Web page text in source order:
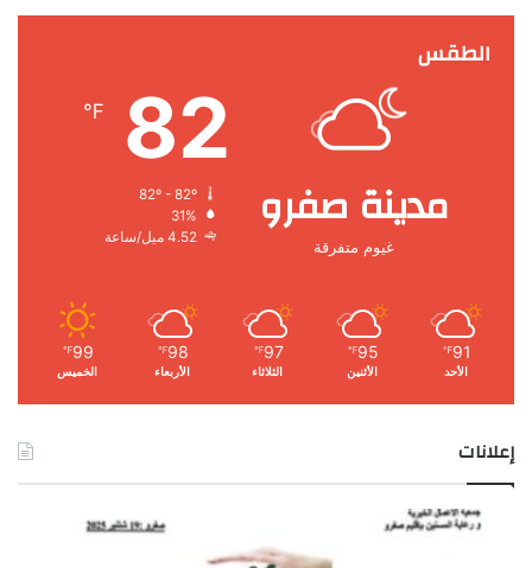
الطقس
مدينة صفرو
غيوم متفرقة
82
℉
31%
4.52 ميل/ساعة
91
℉
الأحد
95
℉
الأثنين
97
℉
الثلاثاء
98
℉
الأربعاء
99
℉
الخميس
إعلانات